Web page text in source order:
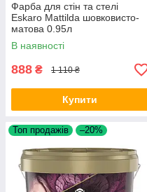
Фарба для стін та стелі
Eskaro Mattilda шовковисто-
матова 0.95л
В наявності
888 ₴ 1 110 ₴
Купити
Топ продажів –20%